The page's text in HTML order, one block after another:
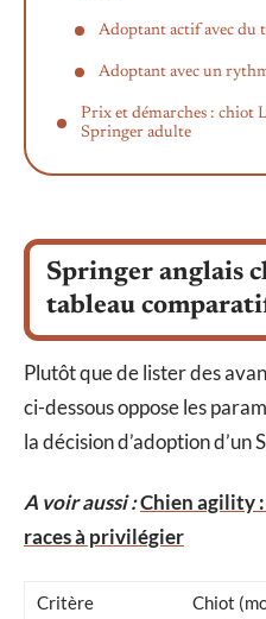
Adoptant actif avec du
Adoptant avec un
Prix et démarches : chiot
Springer adulte
Springer anglais
tableau
Plutôt que de lister des
ci-dessous oppose les
la décision d’adoption d’un
A voir aussi :Chien agility
races à privilégier
Critère
Chiot